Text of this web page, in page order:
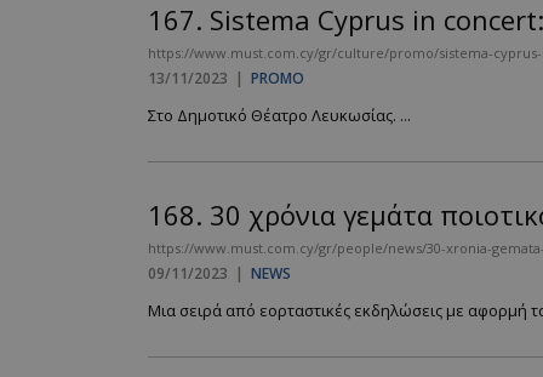
167. Sistema Cyprus in
https://www.must.com.cy/gr/culture/promo/sistema-
13/11/2023 | PROMO
Στο Δημοτικό Θέατρο Λευκωσίας. ...
168. 30 χρόνια γεμάτα
https://www.must.com.cy/gr/people/news/30-xronia-
09/11/2023 | NEWS
Μια σειρά από εορταστικές εκδηλώσεις με αφορμή
PHPSESSID
PHPSESSID